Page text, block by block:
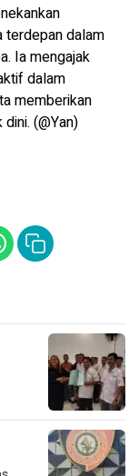
terdepan dalam
Ia mengajak
dalam
memberikan
(@Yan)